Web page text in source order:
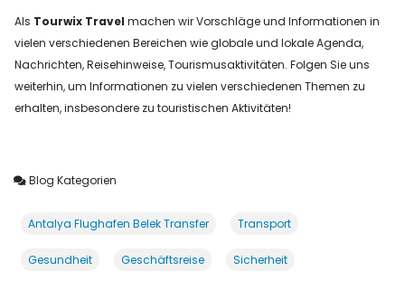
Als Tourwix Travel machen wir Vorschläge und Informationen in
vielen verschiedenen Bereichen wie globale und lokale Agenda,
Nachrichten, Reisehinweise, Tourismusaktivitäten. Folgen Sie uns
weiterhin, um Informationen zu vielen verschiedenen Themen zu
erhalten, insbesondere zu touristischen Aktivitäten!
Blog Kategorien
Antalya Flughafen Belek Transfer Transport
Gesundheit Geschäftsreise Sicherheit